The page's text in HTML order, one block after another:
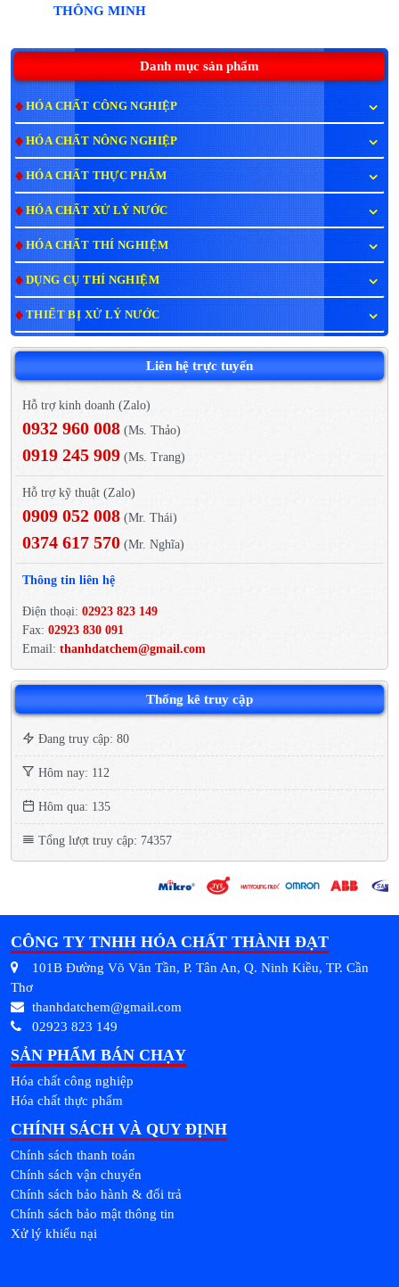
Danh mục sản phẩm
HÓA CHẤT CÔNG NGHIỆP
HÓA CHẤT NÔNG NGHIỆP
HÓA CHẤT THỰC PHẨM
HÓA CHẤT XỬ LÝ NƯỚC
HÓA CHẤT THÍ NGHIỆM
DỤNG CỤ THÍ NGHIỆM
THIẾT BỊ XỬ LÝ NƯỚC
Liên hệ trực tuyến
Hỗ trợ kinh doanh (Zalo)
0932 960 008 (Ms. Thảo)
0919 245 909 (Ms. Trang)
Hỗ trợ kỹ thuật (Zalo)
0909 052 008 (Mr. Thái)
0374 617 570 (Mr. Nghĩa)
Thông tin liên hệ
Điện thoại: 02923 823 149
Fax: 02923 830 091
Email: thanhdatchem@gmail.com
Thống kê truy cập
Đang truy cập: 80
Hôm nay: 112
Hôm qua: 135
Tổng lượt truy cập: 74357
THÔNG MINH
10 CẤP - CAO CẤP
CÔNG TY TNHH HÓA CHẤT THÀNH ĐẠT
101B Đường Võ Văn Tần, P. Tân An, Q. Ninh Kiều, TP. Cần
Thơ
thanhdatchem@gmail.com
02923 823 149
SẢN PHẨM BÁN CHẠY
Hóa chất công nghiệp
Hóa chất thực phẩm
CHÍNH SÁCH VÀ QUY ĐỊNH
Chính sách thanh toán
Chính sách vận chuyển
Chính sách bảo hành & đổi trả
Chính sách bảo mật thông tin
Xử lý khiếu nại